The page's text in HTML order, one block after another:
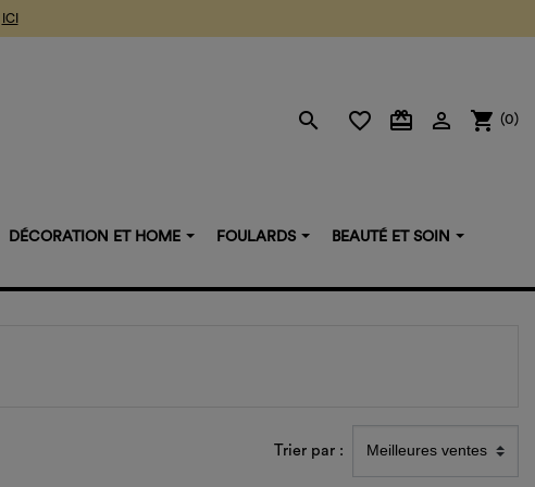
ICI
search favorite_border card_giftcard  shopping_cart (0)
DÉCORATION ET HOME FOULARDS BEAUTÉ ET SOIN
Trier par :